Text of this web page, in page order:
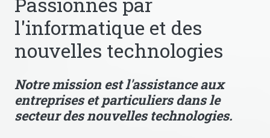
l'informatique et des
nouvelles technologies
Notre mission est l'assistance aux
entreprises et particuliers dans le
secteur des nouvelles technologies.